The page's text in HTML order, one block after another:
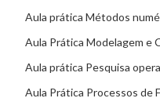
Aula prática Métodos
Aula Prática Modelagem e
Aula prática Pesquisa
Aula Prática Processos de